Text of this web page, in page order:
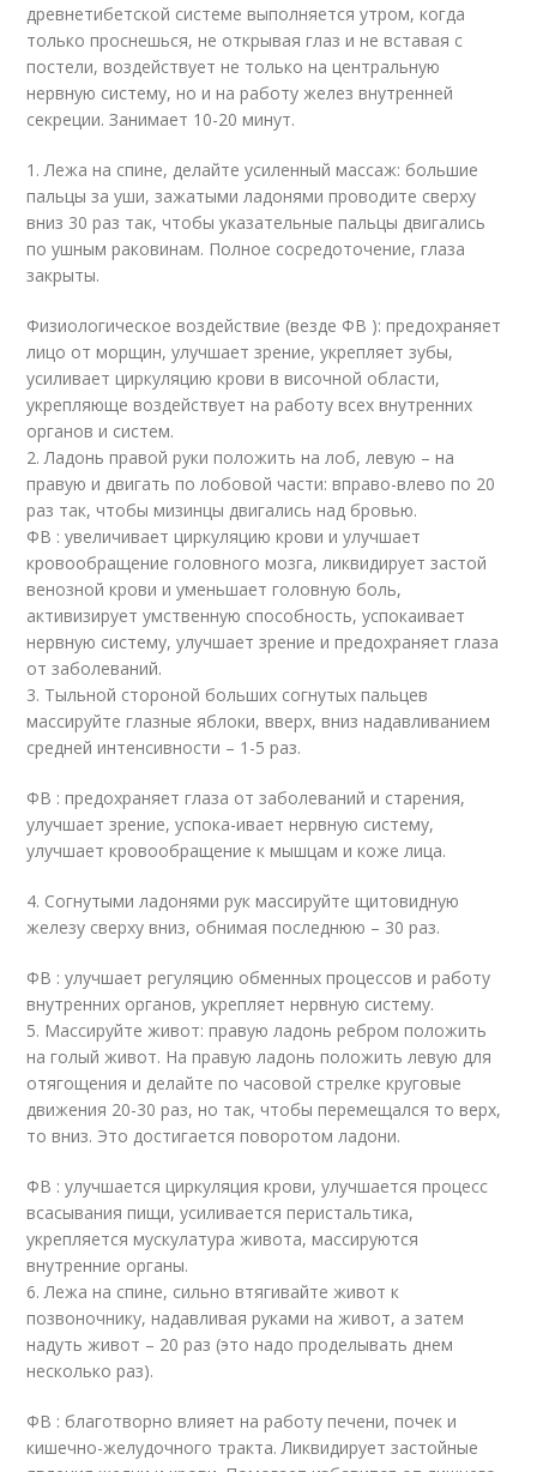
древнетибетской системе выполняется утром, когда
только проснешься, не открывая глаз и не вставая с
постели, воздействует не только на центральную
нервную систему, но и на работу желез внутренней
секреции. Занимает 10-20 минут.
1. Лежа на спине, делайте усиленный массаж: большие
пальцы за уши, зажатыми ладонями проводите сверху
вниз 30 раз так, чтобы указательные пальцы двигались
по ушным раковинам. Полное сосредоточение, глаза
закрыты.
Физиологическое воздействие (везде ФВ ): предохраняет
лицо от морщин, улучшает зрение, укрепляет зубы,
усиливает циркуляцию крови в височной области,
укрепляюще воздействует на работу всех внутренних
органов и систем.
2. Ладонь правой руки положить на лоб, левую – на
правую и двигать по лобовой части: вправо-влево по 20
раз так, чтобы мизинцы двигались над бровью.
ФВ : увеличивает циркуляцию крови и улучшает
кровообращение головного мозга, ликвидирует застой
венозной крови и уменьшает головную боль,
активизирует умственную способность, успокаивает
нервную систему, улучшает зрение и предохраняет глаза
от заболеваний.
3. Тыльной стороной больших согнутых пальцев
массируйте глазные яблоки, вверх, вниз надавливанием
средней интенсивности – 1-5 раз.
ФВ : предохраняет глаза от заболеваний и старения,
улучшает зрение, успока-ивает нервную систему,
улучшает кровообращение к мышцам и коже лица.
4. Согнутыми ладонями рук массируйте щитовидную
железу сверху вниз, обнимая последнюю – 30 раз.
ФВ : улучшает регуляцию обменных процессов и работу
внутренних органов, укрепляет нервную систему.
5. Массируйте живот: правую ладонь ребром положить
на голый живот. На правую ладонь положить левую для
отягощения и делайте по часовой стрелке круговые
движения 20-30 раз, но так, чтобы перемещался то верх,
то вниз. Это достигается поворотом ладони.
ФВ : улучшается циркуляция крови, улучшается процесс
всасывания пищи, усиливается перистальтика,
укрепляется мускулатура живота, массируются
внутренние органы.
6. Лежа на спине, сильно втягивайте живот к
позвоночнику, надавливая руками на живот, а затем
надуть живот – 20 раз (это надо проделывать днем
несколько раз).
ФВ : благотворно влияет на работу печени, почек и
кишечно-желудочного тракта. Ликвидирует застойные